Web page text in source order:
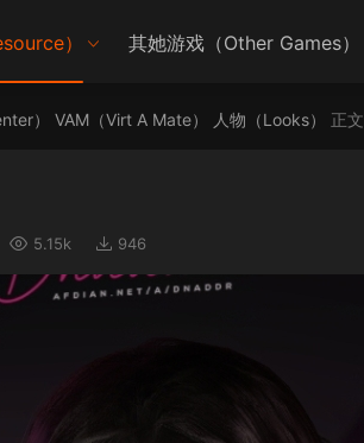
） 其她游戏（Other Games）
） VAM（Virt A Mate） 人物（Looks） 正文
5.15k 946